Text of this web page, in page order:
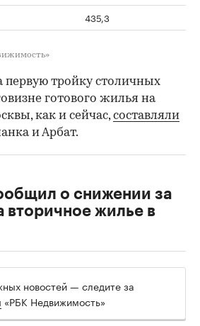
435,3
первую тройку столичных
готового жилья на
как и сейчас,составляли
и Арбат.
о снижении за
вторичное жилье в
новостей — следите за
«РБК Недвижимость»